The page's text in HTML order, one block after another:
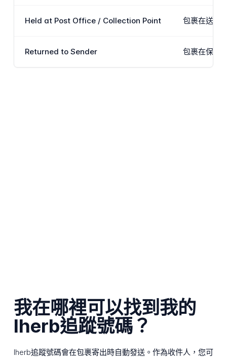
Held at Post Office / Collection Point 包裹在送貨
Returned to Sender 包裹在保存
我在哪裡可以找到我的
Iherb追蹤號碼？
Iherb追蹤號碼會在包裹寄出時自動發送。作為收件人，您可